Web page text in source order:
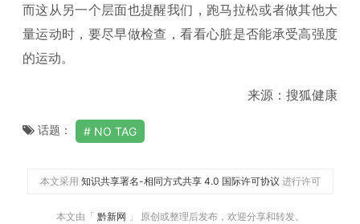
而这从另一个层面也提醒我们，跑马拉松或者做其他大
量运动时，要尽早做检查，看看心脏是否能承受高强度
的运动。
来源：搜狐健康
话题： NO TAG
本文采用 知识共享署名-相同方式共享 4.0 国际许可协议 进行许可
本文由「 黔新网 」 原创或整理后发布，欢迎分享和转发。